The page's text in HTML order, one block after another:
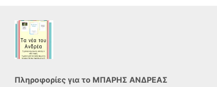
Πληροφορίες για το ΜΠΑΡΗΣ ΑΝΔΡΕΑΣ